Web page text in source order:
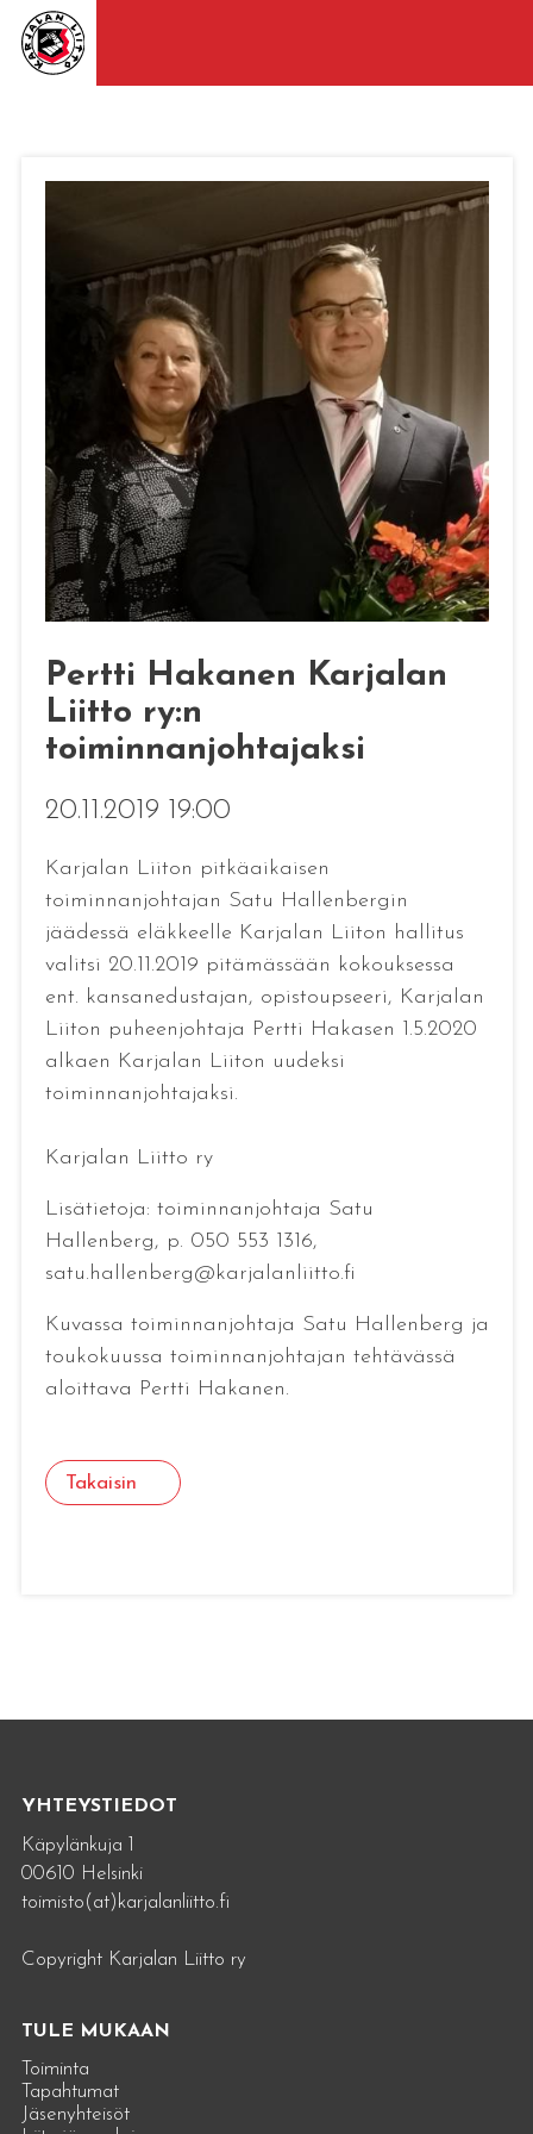
Pertti Hakanen Karjalan
Liitto ry:n
toiminnanjohtajaksi
20.11.2019 19:00
Karjalan Liiton pitkäaikaisen
toiminnanjohtajan Satu Hallenbergin
jäädessä eläkkeelle Karjalan Liiton hallitus
valitsi 20.11.2019 pitämässään kokouksessa
ent. kansanedustajan, opistoupseeri, Karjalan
Liiton puheenjohtaja Pertti Hakasen 1.5.2020
alkaen Karjalan Liiton uudeksi
toiminnanjohtajaksi.
Karjalan Liitto ry
Lisätietoja: toiminnanjohtaja Satu
Hallenberg, p. 050 553 1316,
satu.hallenberg@karjalanliitto.fi
Kuvassa toiminnanjohtaja Satu Hallenberg ja
toukokuussa toiminnanjohtajan tehtävässä
aloittava Pertti Hakanen.
Takaisin
YHTEYSTIEDOT
Käpylänkuja 1
00610 Helsinki
toimisto(at)karjalanliitto.fi
Copyright Karjalan Liitto ry
TULE MUKAAN
Toiminta
Tapahtumat
Jäsenyhteisöt